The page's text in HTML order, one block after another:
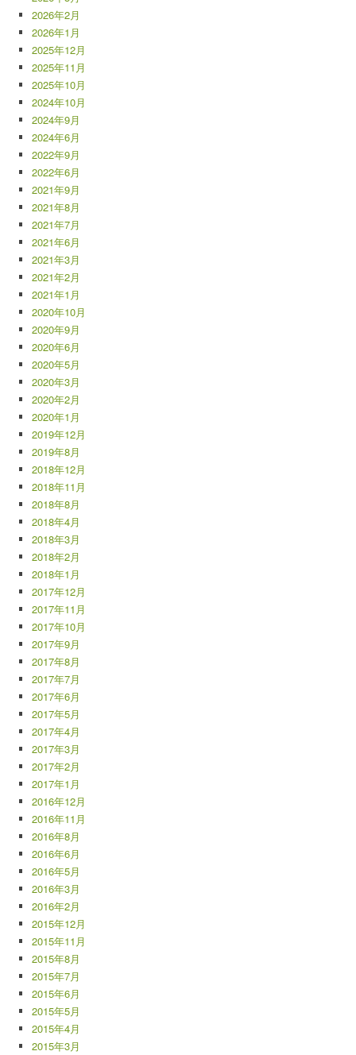
2026年2月
2026年1月
2025年12月
2025年11月
2025年10月
2024年10月
2024年9月
2024年6月
2022年9月
2022年6月
2021年9月
2021年8月
2021年7月
2021年6月
2021年3月
2021年2月
2021年1月
2020年10月
2020年9月
2020年6月
2020年5月
2020年3月
2020年2月
2020年1月
2019年12月
2019年8月
2018年12月
2018年11月
2018年8月
2018年4月
2018年3月
2018年2月
2018年1月
2017年12月
2017年11月
2017年10月
2017年9月
2017年8月
2017年7月
2017年6月
2017年5月
2017年4月
2017年3月
2017年2月
2017年1月
2016年12月
2016年11月
2016年8月
2016年6月
2016年5月
2016年3月
2016年2月
2015年12月
2015年11月
2015年8月
2015年7月
2015年6月
2015年5月
2015年4月
2015年3月